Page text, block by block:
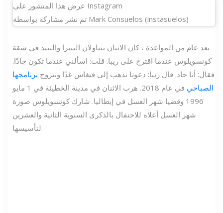
عرض هذا المنشور على Instagram
تم نشر مشاركة بواسطة Mark Consuelos (instasuelos)
بعد عام من المواعدة ، كان الاثنان يتناولان البيتزا والنبيذ في شقة
كونسويلوس عندما اقترح على ريبا. قلت: اسألني عندما تكون جادًا.
فقال: أنا جاد. قال ريبا: دعونا نذهب إلى فيغاس غدًا ونتزوج برنامجها
الصباحي
في عام 2018. هرب الاثنان في مدينة الخطيئة في 1 مايو
1996 وقضيا شهر العسل في إيطاليا. شارك كونسويلوس صورة
شهر العسل أعلاه للاحتفال بالذكرى السنوية الثانية والعشرين
لتأسيسها.